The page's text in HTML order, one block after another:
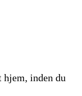
inden du